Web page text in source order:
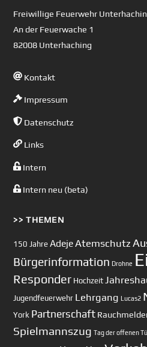
Freiwillige Feuerwehr
An der Feuerwache 1
82008 Unterhaching
Kontakt
Impressum
Datenschutz
Links
Intern
Intern neu (beta)
>> THEMEN
150 Jahre AdejeAtemschutz
Bürgerinformation Drohne
Responder Hochzeit
Jugendfeuerwehr Lehrgang Lucas2
York Partnerschaft
Spielmannszug Tag der offenen